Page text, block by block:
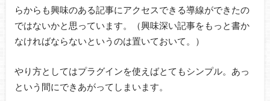
らからも興味のある記事にアクセスできる導線ができたの
ではないかと思っています。（興味深い記事をもっと書か
なければならないというのは置いておいて。）
やり方としてはプラグインを使えばとてもシンプル。あっ
という間にできあがってしまいます。